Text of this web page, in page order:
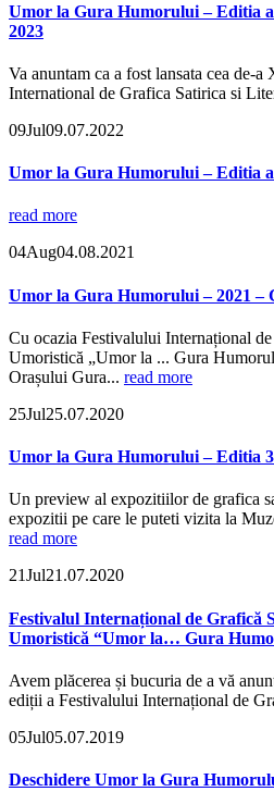
Umor la Gura Humorului – Editia
2023
Va anuntam ca a fost lansata cea de-
International de Grafica Satirica si
09Jul09.07.2022
Umor la Gura Humorului – Editia
read more
04Aug04.08.2021
Umor la Gura Humorului – 2021 –
Cu ocazia Festivalului Internațional
Umoristică „Umor la ... Gura
Orașului Gura... read more
25Jul25.07.2020
Umor la Gura Humorului – Editia
Un preview al expozitiilor de grafica
expozitii pe care le puteti vizita la
read more
21Jul21.07.2020
Festivalul Internațional de Grafică
Umoristică “Umor la… Gura
Avem plăcerea și bucuria de a vă
ediții a Festivalului Internațional de
05Jul05.07.2019
Deschidere Umor la Gura